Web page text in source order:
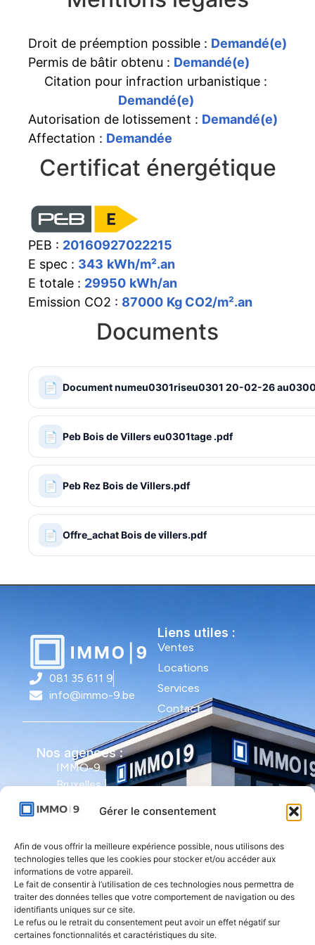
Gérer le consentement
Afin de vous offrir la meilleure expérience possible, nous utilisons des
technologies telles que les cookies pour stocker et/ou accéder aux
informations de votre appareil.
Le fait de consentir à l’utilisation de ces technologies nous permettra de
traiter des données telles que votre comportement de navigation ou des
identifiants uniques sur ce site.
Le refus ou le retrait du consentement peut avoir un effet négatif sur
certaines fonctionnalités et caractéristiques du site.
Droit de préemption possible : Demandé(e)
Permis de bâtir obtenu : Demandé(e)
Citation pour infraction urbanistique :
Demandé(e)
Autorisation de lotissement : Demandé(e)
Affectation : Demandée
Certificat énergétique
PEB : 20160927022215
E spec : 343 kWh/m².an
E totale : 29950 kWh/an
Emission CO2 : 87000 Kg CO2/m².an
Documents
📄 Document numeu0301riseu0301 20-02-26
📄 Peb Bois de Villers eu0301tage .pdf
📄 Peb Rez Bois de Villers.pdf
📄 Offre_achat Bois de villers.pdf
081 35 611 9
info@immo-9.be
Nos agences :
IMMO-9
Bruxelles |
491 - bte 12 |
IMMO-9 Namur |
Rue de l'Armée
Grouchy 1 |
5000 Namur
Liens utiles :
Ventes
Locations
Services
Contact